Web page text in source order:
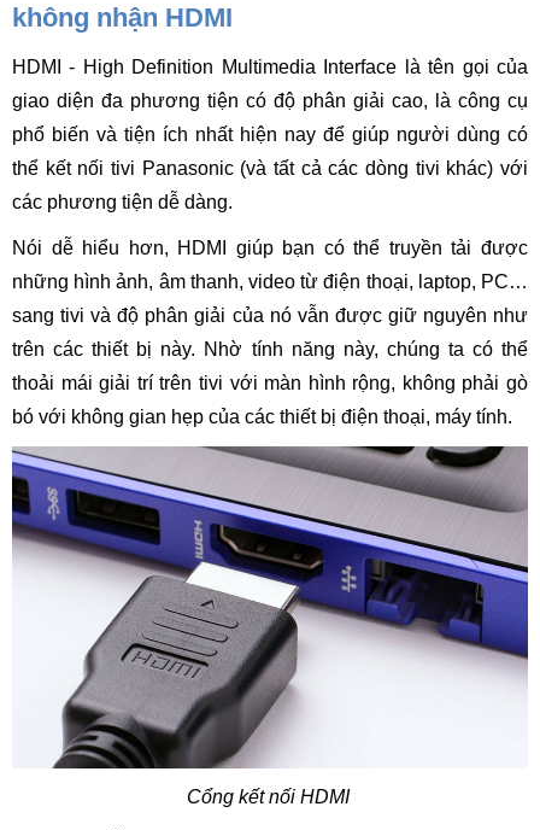
không nhận HDMI
HDMI - High Definition Multimedia Interface là tên gọi của
giao diện đa phương tiện có độ phân giải cao, là công cụ
phổ biến và tiện ích nhất hiện nay để giúp người dùng có
thể kết nối tivi Panasonic (và tất cả các dòng tivi khác) với
các phương tiện dễ dàng.
Nói dễ hiểu hơn, HDMI giúp bạn có thể truyền tải được
những hình ảnh, âm thanh, video từ điện thoại, laptop, PC…
sang tivi và độ phân giải của nó vẫn được giữ nguyên như
trên các thiết bị này. Nhờ tính năng này, chúng ta có thể
thoải mái giải trí trên tivi với màn hình rộng, không phải gò
bó với không gian hẹp của các thiết bị điện thoại, máy tính.
Cổng kết nối HDMI